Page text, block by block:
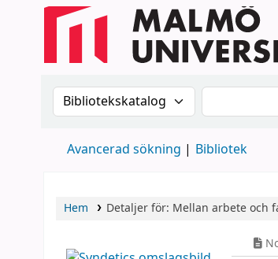
Sök i katalogen efter:Sök i
Avancerad sökning Bibliotek
Hem Detaljer för: Mellan arbete och